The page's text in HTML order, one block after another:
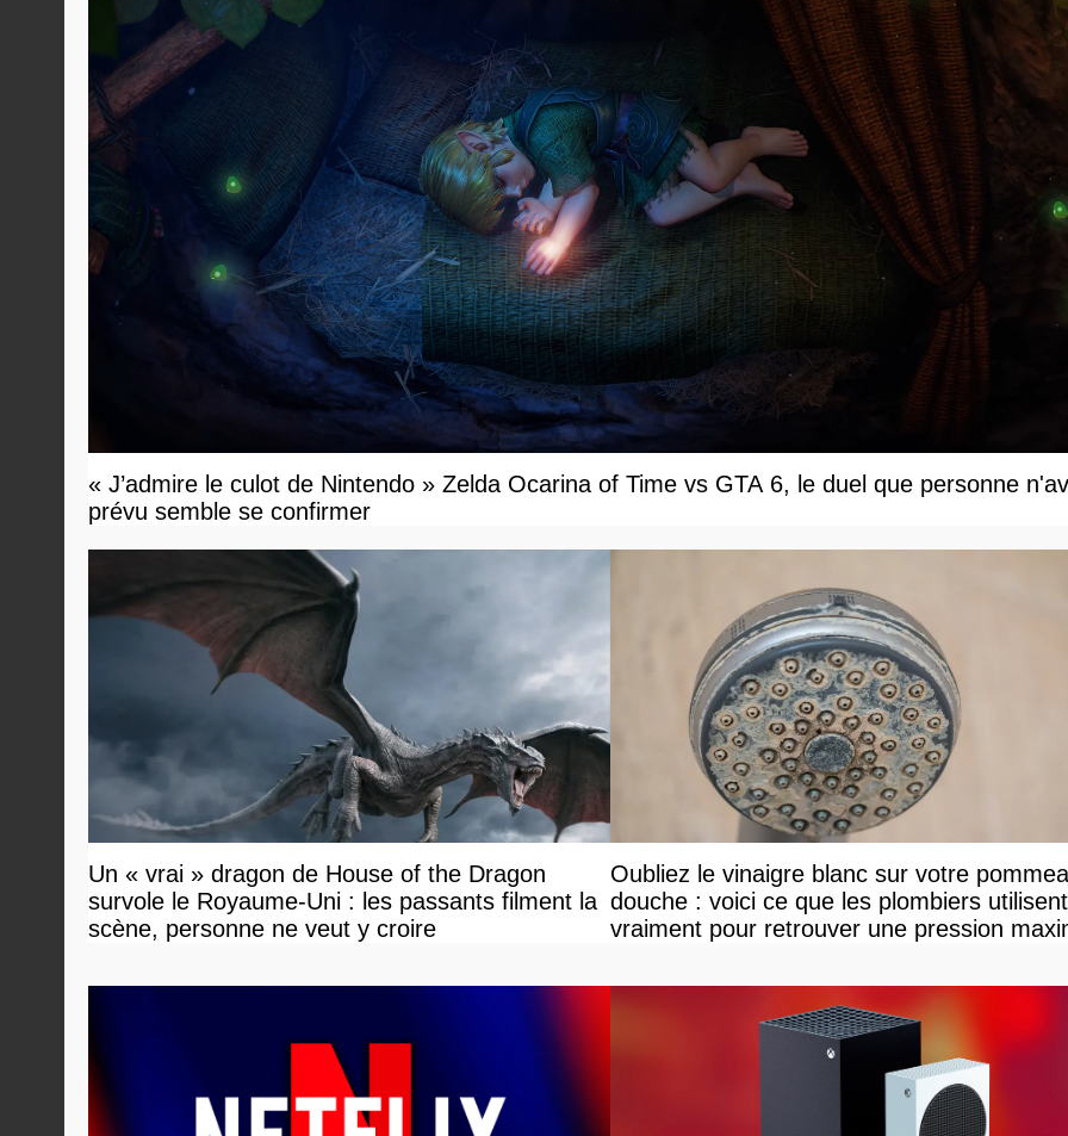
« J’admire le culot de Nintendo » Zelda Ocarina of Time vs GTA 6, le duel que personne
prévu semble se confirmer
Un « vrai » dragon de House of the Dragon
survole le Royaume-Uni : les passants filment la
scène, personne ne veut y croire
Oubliez le vinaigre blanc sur votre
douche : voici ce que les plombiers utilisent
vraiment pour retrouver une pression